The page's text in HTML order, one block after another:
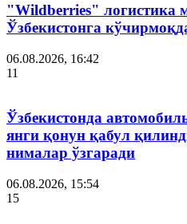
"Wildberries" логистика
Ўзбекистонга
06.08.2026, 16:42
11
Ўзбекистонда
янги қонун қабул
нималар ўзгаради
06.08.2026, 15:54
15